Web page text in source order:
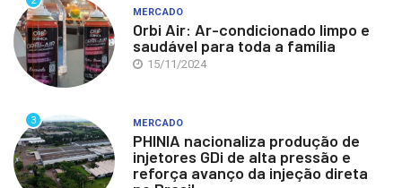
MERCADO
Orbi Air: Ar-condicionado limpo e
saudável para toda a família
15/11/2024
3 MERCADO
PHINIA nacionaliza produção de
injetores GDi de alta pressão e
reforça avanço da injeção direta